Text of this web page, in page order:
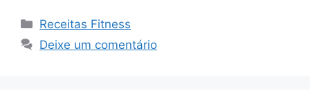
Categorias
Receitas Fitness
Deixe um comentário